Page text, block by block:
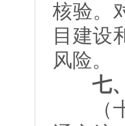
核验。
目建设
风险。
七
（十